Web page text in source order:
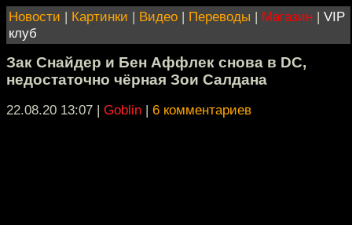
Новости | Картинки | Видео | Переводы | Магазин | VIP
клуб
Зак Снайдер и Бен Аффлек снова в DC,
недостаточно чёрная Зои Салдана
22.08.20 13:07 | Goblin | 6 комментариев